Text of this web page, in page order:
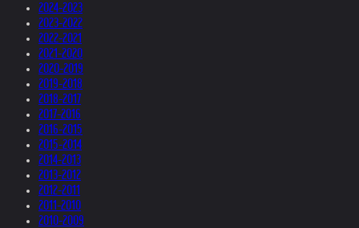
2024-2023
2023-2022
2022-2021
2021-2020
2020-2019
2019-2018
2018-2017
2017-2016
2016-2015
2015-2014
2014-2013
2013-2012
2012-2011
2011-2010
2010-2009